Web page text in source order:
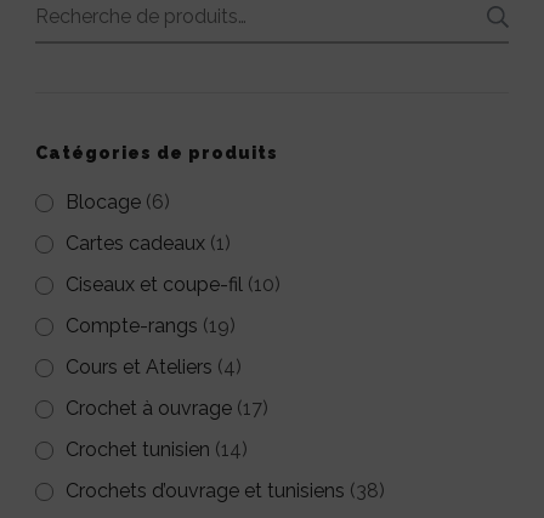
Recherche
Catégories de produits
Blocage (6)
Cartes cadeaux (1)
Ciseaux et coupe-fil (10)
Compte-rangs (19)
Cours et Ateliers (4)
Crochet à ouvrage (17)
Crochet tunisien (14)
Crochets d’ouvrage et tunisiens (38)